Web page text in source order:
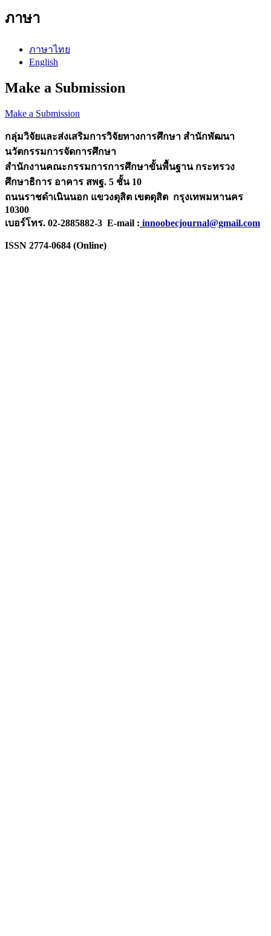
ภาษา
ภาษาไทย
English
Make a Submission
Make a Submission
กลุ่มวิจัยและส่งเสริมการวิจัยทางการศึกษา สำนักพัฒนา
นวัตกรรมการจัดการศึกษา
สำนักงานคณะกรรมการการศึกษาขั้นพื้นฐาน กระทรวง
ศึกษาธิการ อาคาร สพฐ. 5 ชั้น 10
ถนนราชดำเนินนอก แขวงดุสิต เขตดุสิต กรุงเทพมหานคร
10300
เบอร์โทร. 02-2885882-3 E-mail : innoobecjournal@gmail.com
ISSN 2774-0684 (Online)